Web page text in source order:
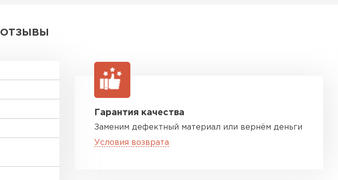
ОТЗЫВЫ
Гарантия качества
Заменим дефектный материал или вернём деньги
Условия возврата
ПЕРЕЙТИ
Рулонная кровля Брит
ПЕРЕЙТИ